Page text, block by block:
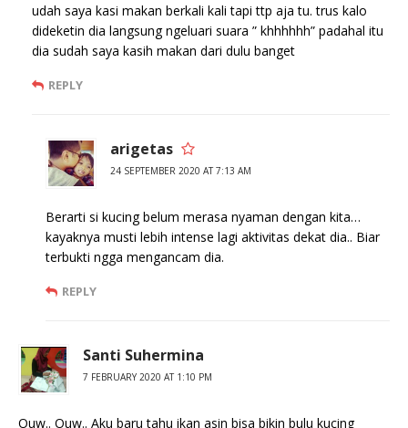
udah saya kasi makan berkali kali tapi ttp aja tu. trus kalo
dideketin dia langsung ngeluari suara ” khhhhhh” padahal itu
dia sudah saya kasih makan dari dulu banget
REPLY
arigetas
24 SEPTEMBER 2020 AT 7:13 AM
Berarti si kucing belum merasa nyaman dengan kita…
kayaknya musti lebih intense lagi aktivitas dekat dia.. Biar
terbukti ngga mengancam dia.
REPLY
Santi Suhermina
7 FEBRUARY 2020 AT 1:10 PM
Ouw.. Ouw.. Aku baru tahu ikan asin bisa bikin bulu kucing